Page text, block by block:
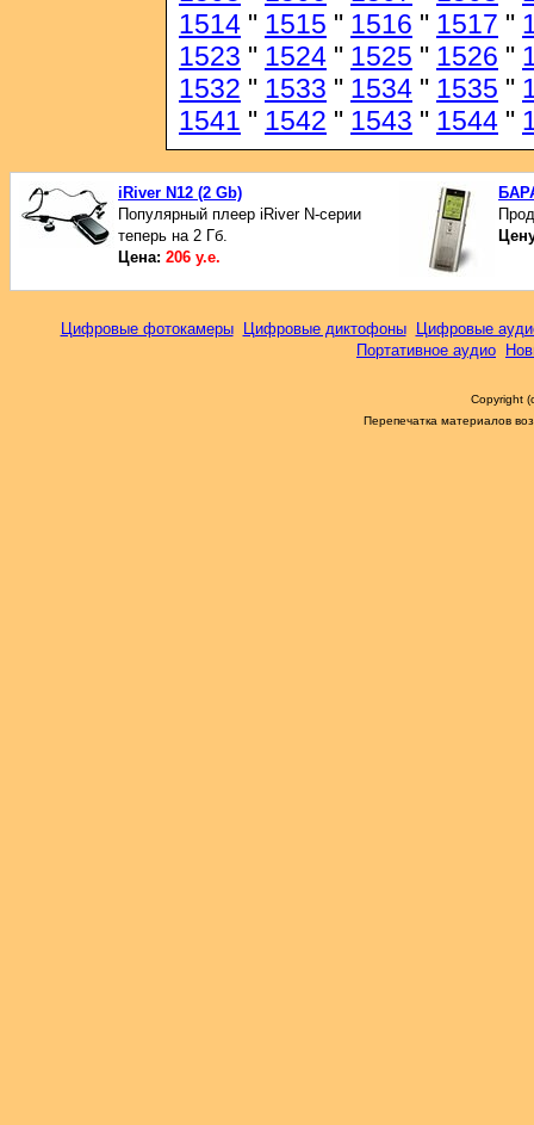
1514 " 1515 " 1516 " 1517 "
1523 " 1524 " 1525 " 1526 "
1532 " 1533 " 1534 " 1535 "
1541 " 1542 " 1543 " 1544 "
iRiver N12 (2 Gb)
Популярный плеер iRiver N-серии
теперь на 2 Гб.
Цена: 206 у.е.
Цифровые фотокамеры Цифровые диктофоны
Цифровые
Портативное аудио
Copyright
Перепечатка материалов